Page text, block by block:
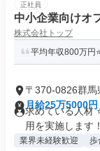
正社員
中小企業向けオ
株式会社トップ
平均年収800万円
〒370-0826群
月給25万5000
求めている人材
用を実施します
業界未経験歓迎 歩